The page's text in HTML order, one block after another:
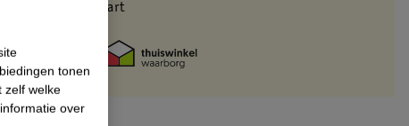
met je Kruidvat kaart
tonen
zelf welke
over